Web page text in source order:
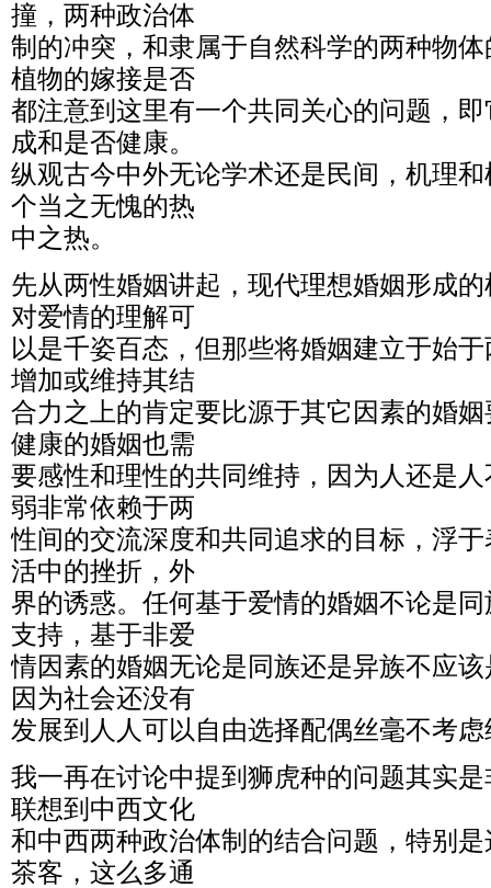
撞，两种政治体
制的冲突，和隶属于自然科学的两种物
植物的嫁接是否
都注意到这里有一个共同关心的问题，
成和是否健康。
纵观古今中外无论学术还是民间，机理
个当之无愧的热
中之热。
先从两性婚姻讲起，现代理想婚姻形成
对爱情的理解可
以是千姿百态，但那些将婚姻建立于始
增加或维持其结
合力之上的肯定要比源于其它因素的婚
健康的婚姻也需
要感性和理性的共同维持，因为人还是
弱非常依赖于两
性间的交流深度和共同追求的目标，浮
活中的挫折，外
界的诱惑。任何基于爱情的婚姻不论是
支持，基于非爱
情因素的婚姻无论是同族还是异族不应
因为社会还没有
发展到人人可以自由选择配偶丝毫不考
我一再在讨论中提到狮虎种的问题其实
联想到中西文化
和中西两种政治体制的结合问题，特别
茶客，这么多通